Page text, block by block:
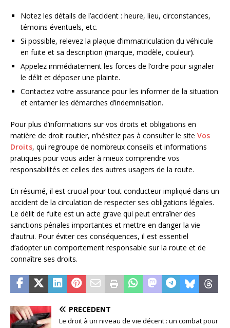
Notez les détails de l’accident : heure, lieu, circonstances,
témoins éventuels, etc.
Si possible, relevez la plaque d’immatriculation du véhicule
en fuite et sa description (marque, modèle, couleur).
Appelez immédiatement les forces de l’ordre pour signaler
le délit et déposer une plainte.
Contactez votre assurance pour les informer de la situation
et entamer les démarches d’indemnisation.
Pour plus d’informations sur vos droits et obligations en
matière de droit routier, n’hésitez pas à consulter le site Vos
Droits, qui regroupe de nombreux conseils et informations
pratiques pour vous aider à mieux comprendre vos
responsabilités et celles des autres usagers de la route.
En résumé, il est crucial pour tout conducteur impliqué dans un
accident de la circulation de respecter ses obligations légales.
Le délit de fuite est un acte grave qui peut entraîner des
sanctions pénales importantes et mettre en danger la vie
d’autrui. Pour éviter ces conséquences, il est essentiel
d’adopter un comportement responsable sur la route et de
connaître ses droits.
PRÉCÉDENT
Le droit à un niveau de vie décent : un combat pour